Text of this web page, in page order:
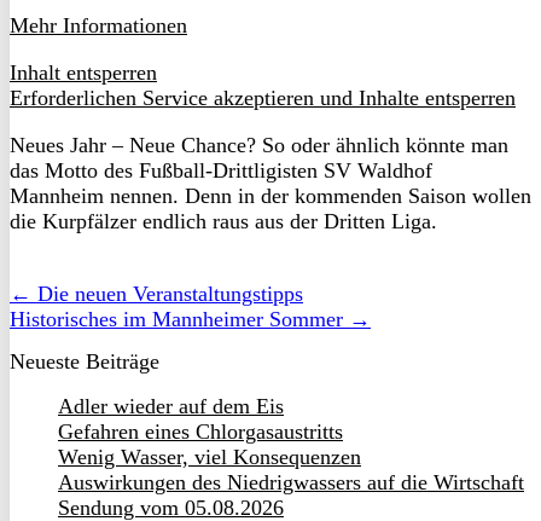
Mehr Informationen
Inhalt entsperren
Erforderlichen Service akzeptieren und Inhalte entsperren
Neues Jahr – Neue Chance? So oder ähnlich könnte man
das Motto des Fußball-Drittligisten SV Waldhof
Mannheim nennen. Denn in der kommenden Saison wollen
die Kurpfälzer endlich raus aus der Dritten Liga.
← Die neuen Veranstaltungstipps
Historisches im Mannheimer Sommer →
Neueste Beiträge
Adler wieder auf dem Eis
Gefahren eines Chlorgasaustritts
Wenig Wasser, viel Konsequenzen
Auswirkungen des Niedrigwassers auf die Wirtschaft
Sendung vom 05.08.2026